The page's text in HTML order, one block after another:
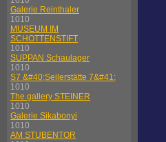
Galerie Reinthaler
1010
MUSEUM IM
SCHOTTENSTIFT
1010
SUPPAN Schaulager
1010
S7 &#40;Seilerstätte 7&#41;
1010
The gallery STEINER
1010
Galerie Sikabonyi
1010
AM STUBENTOR